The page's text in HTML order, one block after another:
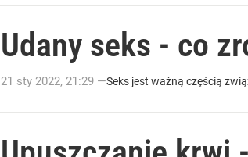
Udany seks - co
21 sty 2022, 21:29 —Seks jest ważną częścią